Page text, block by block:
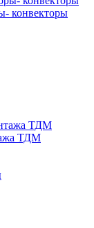
конвекторы
ТДМ